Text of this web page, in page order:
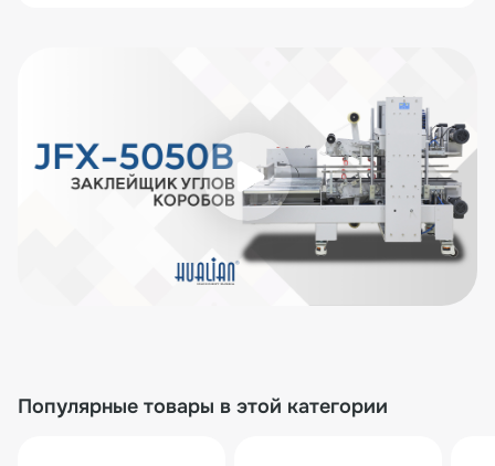
картонных коробок клейкой лентой, обеспечивая
прочную герметизацию и аккуратный товарный вид
упаковки.
Машина обеспечивает высокую скорость работы,
значительно увеличивая выпуск готовой продукции, и
предлагает исключительное соотношение цены и
качества, гарантируя быструю окупаемость
JFX-5050B может быть легко встроена в
Популярные товары в этой категории